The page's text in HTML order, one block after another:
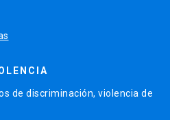
de discriminación, violencia de